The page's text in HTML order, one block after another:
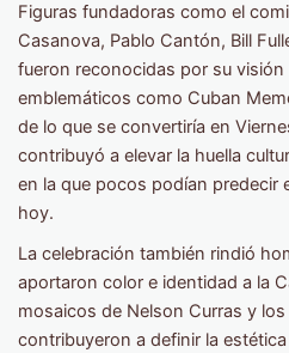
Figuras fundadoras como el
Casanova, Pablo Cantón, Bill
fueron reconocidas por su visión
emblemáticos como Cuban
de lo que se convertiría en
contribuyó a elevar la huella
en la que pocos podían predecir
hoy.
La celebración también rindió
aportaron color e identidad a la
mosaicos de Nelson Curras y
contribuyeron a definir la